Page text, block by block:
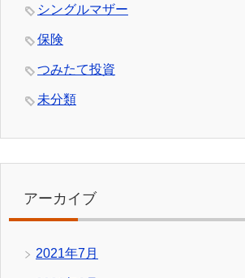
シングルマザー
保険
つみたて投資
未分類
アーカイブ
2021年7月